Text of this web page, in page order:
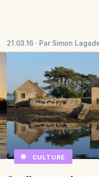
21.03.16 Par Simon
CULTURE